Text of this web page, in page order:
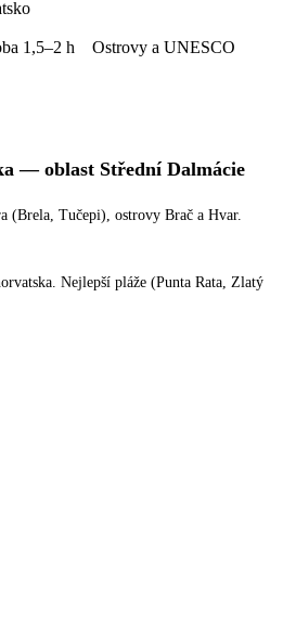
1,5–2 h
Ostrovy a UNESCO
— oblast Střední Dalmácie
(Brela, Tučepi), ostrovy Brač a Hvar.
Nejlepší pláže (Punta Rata, Zlatý